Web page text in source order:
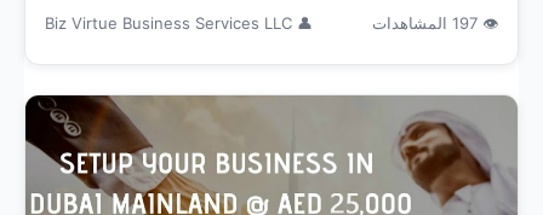
👁 197 المشاهدات
👤 Biz Virtue Business Services LLC